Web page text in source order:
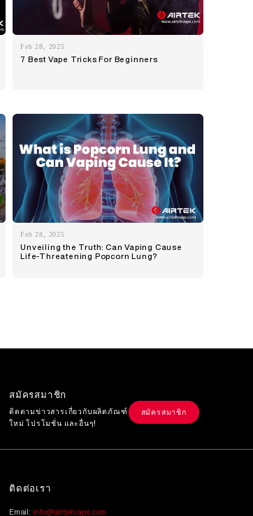
Feb 28, 2025
7 Best Vape Tricks For Beginners
Feb 28, 2025
Unveiling the Truth: Can Vaping Cause
Life-Threatening Popcorn Lung?
สมัครสมาชิก
ติดตามข่าวสารเกี่ยวกับผลิตภัณฑ์
ใหม่ โปรโมชั่น และอื่นๆ!
สมัครสมาชิก
ติดต่อเรา
Email: info@airtekvape.com